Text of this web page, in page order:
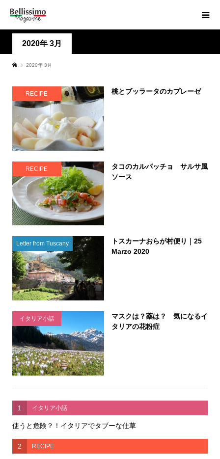
2020年 3月
2020年 3月
RECIPE 桃とブッラータのカプレーゼ
RECIPE
タコのカルパッチョ サルサ風
ソース
Letter from Tuscany
トスカーナおらが村便り｜25
Marzo 2020
イタリア小話
マスクは？薬は？ 気になるイ
タリアの花粉症
1 イタリア小話
使うと危険？！イタリアでタブーな仕草
2 RECIPE